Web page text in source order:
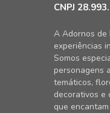
CNPJ
A Adornos de
experiências
Somos
personagens
temáticos,
decorativos e
que